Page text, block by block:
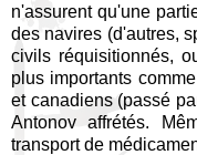
n'assurent qu'une
des navires (d'autres,
civils réquisitionnés,
plus importants
et canadiens (passé
Antonov affrétés.
transport de